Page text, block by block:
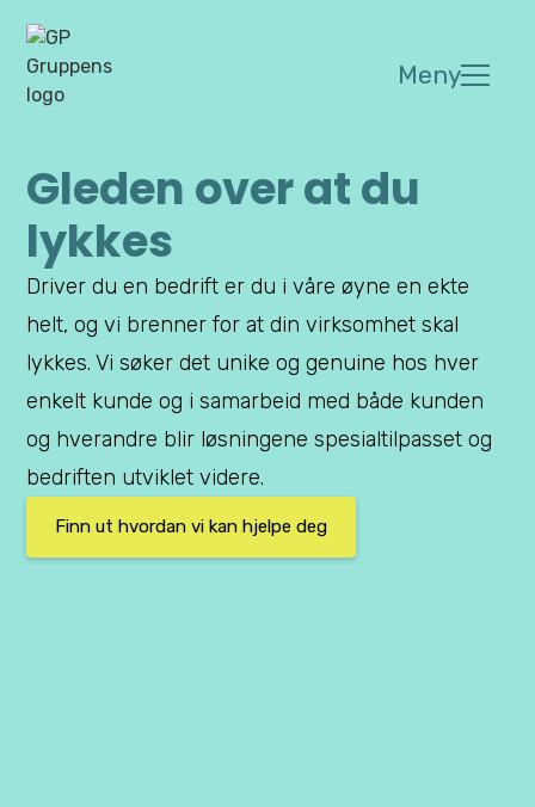
Meny
Gleden over at du
lykkes
Driver du en bedrift er du i våre øyne en ekte
helt, og vi brenner for at din virksomhet skal
lykkes. Vi søker det unike og genuine hos hver
enkelt kunde og i samarbeid med både kunden
og hverandre blir løsningene spesialtilpasset og
bedriften utviklet videre.
Finn ut hvordan vi kan hjelpe deg